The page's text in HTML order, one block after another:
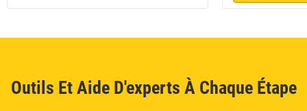
Outils Et Aide D'experts À Chaque Étape